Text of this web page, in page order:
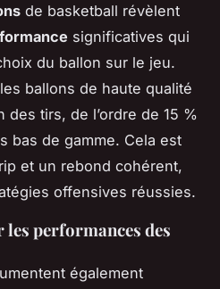
de basketball révèlent
significatives qui
du ballon sur le jeu.
ballons de haute qualité
tirs, de l’ordre de 15 %
bas de gamme. Cela est
et un rebond cohérent,
offensives réussies.
performances des
également